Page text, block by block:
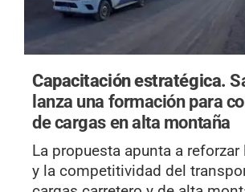
Capacitación estratégica.
lanza una formación para
de cargas en alta montaña
La propuesta apunta a reforzar
y la competitividad del